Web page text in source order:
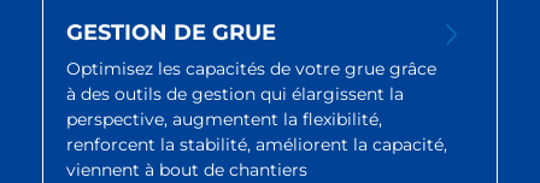
GESTION DE GRUE
Optimisez les capacités de votre grue grâce
à des outils de gestion qui élargissent la
perspective, augmentent la flexibilité,
renforcent la stabilité, améliorent la capacité,
viennent à bout de chantiers